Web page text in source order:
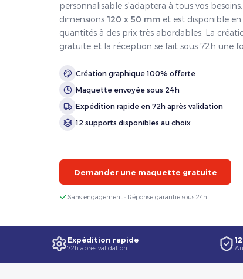
personnalisable s'adaptera à tous vos
dimensions 120 x 50 mm et est disponible
quantités à des prix très abordables. La
gratuite et la réception se fait sous 72h une
Création graphique 100% offerte
Maquette envoyée sous 24h
Expédition rapide en 72h après validation
12 supports disponibles au choix
Demander une maquette gratuite
Sans engagement · Réponse garantie sous 24h
Expédition rapide
72h après validation